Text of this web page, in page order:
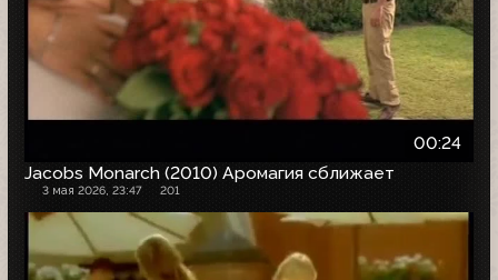
00:24
Jacobs Monarch (2010) Аромагия сближает
3 мая 2026, 23:47 201